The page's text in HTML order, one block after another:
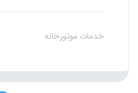
خدمات موتورخانه